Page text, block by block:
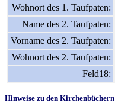
Wohnort des 1. Taufpaten:
Name des 2. Taufpaten:
Vorname des 2. Taufpaten:
Wohnort des 2. Taufpaten:
Feld18:
Hinweise zu den Kirchenbüchern